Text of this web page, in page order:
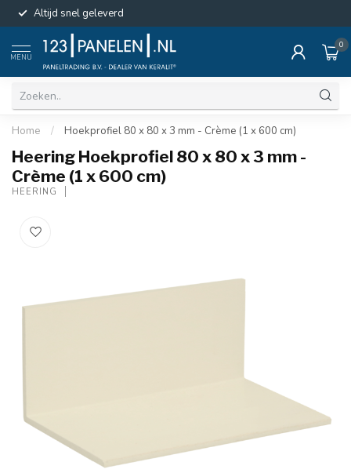
Altijd snel geleverd
MENU
0
Home / Hoekprofiel 80 x 80 x 3 mm - Crème (1 x 600 cm)
Heering Hoekprofiel 80 x 80 x 3 mm -
Crème (1 x 600 cm)
HEERING